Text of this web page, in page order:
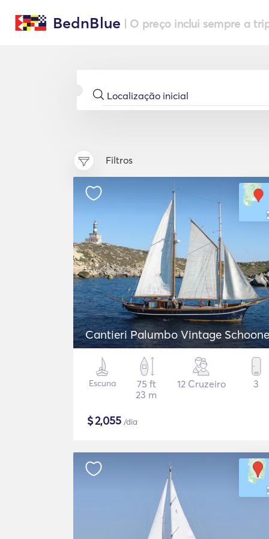
BednBlue | O preço inclui sempre a
Filtros
Cantieri Palumbo Vintage
Escuna
75 ft
23 m
12 Cruzeiro 3
$2,055 /dia